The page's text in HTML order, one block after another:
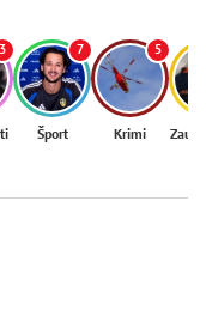
3 7
Šport
5
Krimi